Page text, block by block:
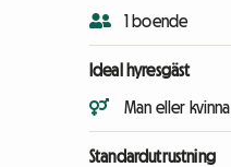
1 boende
Ideal hyresgäst
Man eller kvinna
Standardutrustning